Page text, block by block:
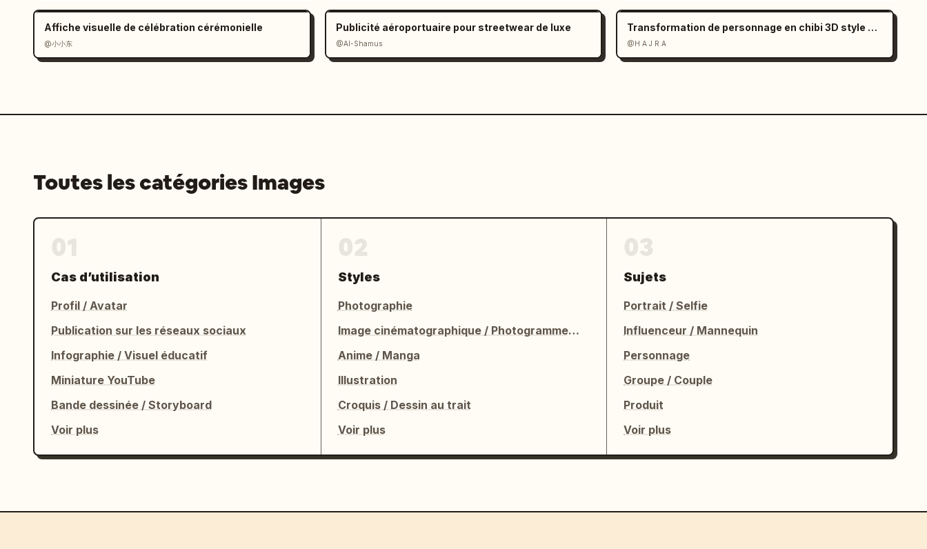
Affiche visuelle de célébration cérémonielle
@小小东
Publicité aéroportuaire pour streetwear de luxe
@Al-Shamus
Transformation de personnage en chibi 3D style Pixar
@H A J R A
Toutes les catégories Images
Cas d’utilisation
Profil / Avatar
Publication sur les réseaux sociaux
Infographie / Visuel éducatif
Miniature YouTube
Bande dessinée / Storyboard
Voir plus
Styles
Photographie
Image cinématographique / Photogramme de film
Anime / Manga
Illustration
Croquis / Dessin au trait
Voir plus
Sujets
Portrait / Selfie
Influenceur / Mannequin
Personnage
Groupe / Couple
Produit
Voir plus